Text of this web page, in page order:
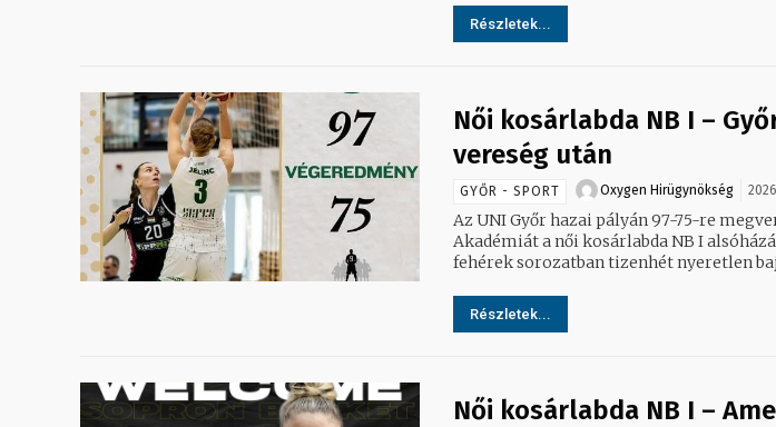
Részletek...
Női kosárlabda NB I –
vereség után
GYŐR - SPORT Oxygen Hirügynökség
Az UNI Győr hazai pályán 97-75-re
Akadémiát a női kosárlabda NB I
Részletek...
Női kosárlabda NB I –